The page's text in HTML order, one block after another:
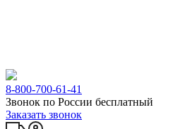
8-800-700-61-41
Звонок по России бесплатный
Заказать звонок